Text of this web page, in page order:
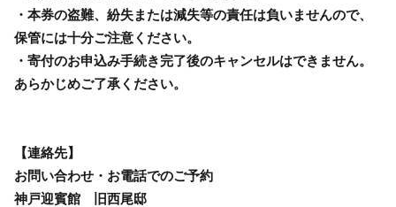
・本券の盗難、紛失または減失等の責任は負いませんので、
保管には十分ご注意ください。
・寄付のお申込み手続き完了後のキャンセルはできません。
あらかじめご了承ください。
【連絡先】
お問い合わせ・お電話でのご予約
神戸迎賓館 旧西尾邸